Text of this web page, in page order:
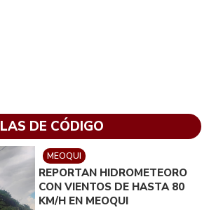
LAS DE CÓDIGO
MEOQUI
REPORTAN HIDROMETEORO
CON VIENTOS DE HASTA 80
KM/H EN MEOQUI